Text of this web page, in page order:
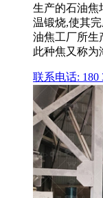
生产的石油焦
温锻烧,使其
油焦工厂所生
此种焦又称为
联系电话: 180